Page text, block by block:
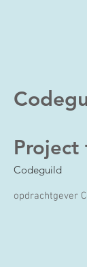
Project
Codeguild
opdrachtgever